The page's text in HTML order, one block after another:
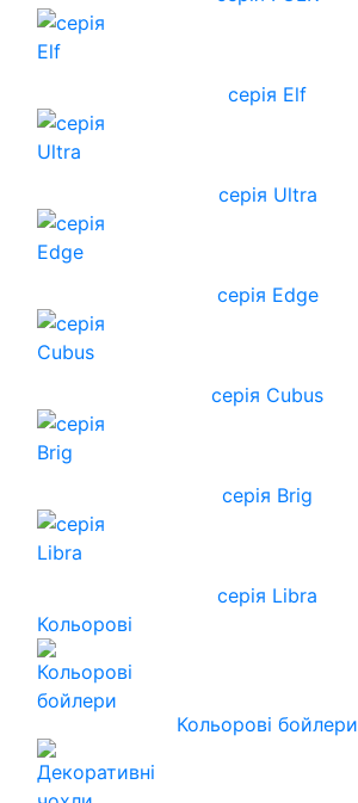
серія Elf
серія Ultra
серія Edge
серія Cubus
серія Brig
серія Libra
Кольорові
Кольорові бойлери